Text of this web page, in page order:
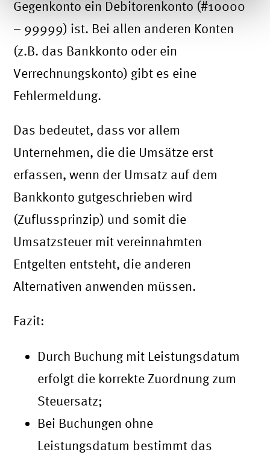
Gegenkonto ein Debitorenkonto (#10000
– 99999) ist. Bei allen anderen Konten
(z.B. das Bankkonto oder ein
Verrechnungskonto) gibt es eine
Fehlermeldung.
Das bedeutet, dass vor allem
Unternehmen, die die Umsätze erst
erfassen, wenn der Umsatz auf dem
Bankkonto gutgeschrieben wird
(Zuflussprinzip) und somit die
Umsatzsteuer mit vereinnahmten
Entgelten entsteht, die anderen
Alternativen anwenden müssen.
Fazit:
Durch Buchung mit Leistungsdatum
erfolgt die korrekte Zuordnung zum
Steuersatz;
Bei Buchungen ohne
Leistungsdatum bestimmt das